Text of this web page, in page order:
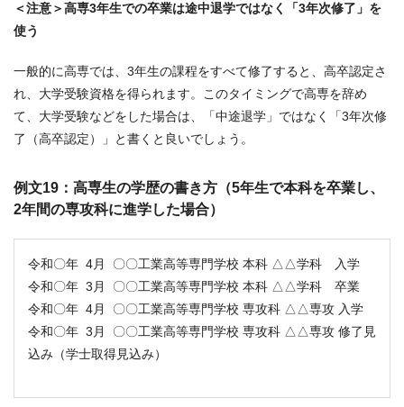
＜注意＞高専3年生での卒業は途中退学ではなく「3年次修了」を
使う
一般的に高専では、3年生の課程をすべて修了すると、高卒認定さ
れ、大学受験資格を得られます。このタイミングで高専を辞め
て、大学受験などをした場合は、「中途退学」ではなく「3年次修
了（高卒認定）」と書くと良いでしょう。
例文19：高専生の学歴の書き方（5年生で本科を卒業し、
2年間の専攻科に進学した場合）
令和〇年 4月 〇〇工業高等専門学校 本科 △△学科 入学
令和〇年 3月 〇〇工業高等専門学校 本科 △△学科 卒業
令和〇年 4月 〇〇工業高等専門学校 専攻科 △△専攻 入学
令和〇年 3月 〇〇工業高等専門学校 専攻科 △△専攻 修了見
込み（学士取得見込み）